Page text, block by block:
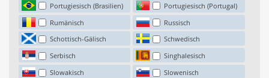
Portugiesisch (Brasilien)
Portugiesisch (Portugal)
Rumänisch
Russisch
Schottisch-Gälisch
Schwedisch
Serbisch
Singhalesisch
Slowakisch
Slowenisch